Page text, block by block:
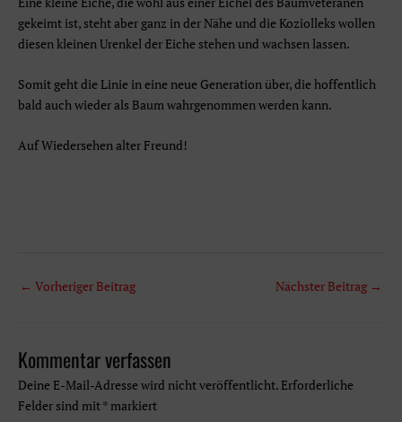
gekeimt ist, steht aber ganz in der Nähe und die Koziolleks wollen
diesen kleinen Urenkel der Eiche stehen und wachsen lassen.
Somit geht die Linie in eine neue Generation über, die hoffentlich
bald auch wieder als Baum wahrgenommen werden kann.
Auf Wiedersehen alter Freund!
Beitragsnavigation
← Vorheriger Beitrag Nächster Beitrag →
Kommentar verfassen
Deine E-Mail-Adresse wird nicht veröffentlicht.Erforderliche
Felder sind mit* markiert